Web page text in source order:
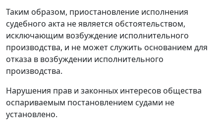
Таким образом, приостановление исполнения
судебного акта не является обстоятельством,
исключающим возбуждение исполнительного
производства, и не может служить основанием для
отказа в возбуждении исполнительного
производства.
Нарушения прав и законных интересов общества
оспариваемым постановлением судами не
установлено.